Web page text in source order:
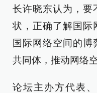
长许晓东认为，要
状，正确了解国际
国际网络空间的博
共同体，推动网络
论坛主办方代表